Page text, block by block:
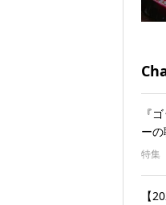
『
ー
特集
【